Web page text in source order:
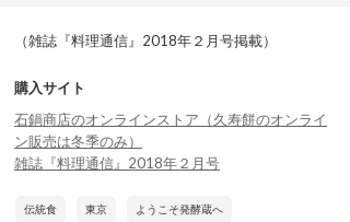
（雑誌『料理通信』2018年２月号掲載）
購入サイト
石鍋商店のオンラインストア（久寿餅のオンライ
ン販売は冬季のみ）
雑誌『料理通信』2018年２月号
伝統食 東京 ようこそ発酵蔵へ